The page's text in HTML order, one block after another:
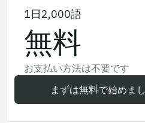
1日2,000語
無料
お支払い方法は不要です
まずは無料で始めま